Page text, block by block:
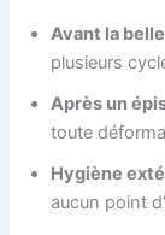
Avant la
plusieurs
Après un
toute
Hygiène
aucun point